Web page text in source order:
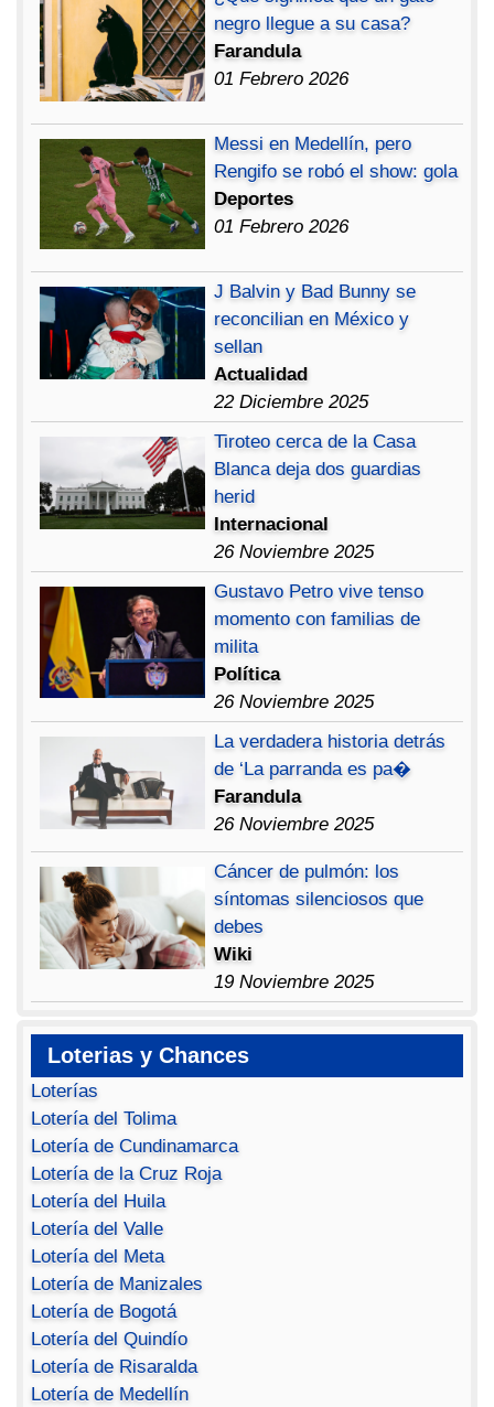
negro llegue a su casa?
Farandula
01 Febrero 2026
Messi en Medellín, pero
Rengifo se robó el show: gola
Deportes
01 Febrero 2026
J Balvin y Bad Bunny se
reconcilian en México y
sellan
Actualidad
22 Diciembre 2025
Tiroteo cerca de la Casa
Blanca deja dos guardias
herid
Internacional
26 Noviembre 2025
Gustavo Petro vive tenso
momento con familias de
milita
Política
26 Noviembre 2025
La verdadera historia detrás
de ‘La parranda es pa�
Farandula
26 Noviembre 2025
Cáncer de pulmón: los
síntomas silenciosos que
debes
Wiki
19 Noviembre 2025
Loterias y Chances
Loterías
Lotería del Tolima
Lotería de Cundinamarca
Lotería de la Cruz Roja
Lotería del Huila
Lotería del Valle
Lotería del Meta
Lotería de Manizales
Lotería de Bogotá
Lotería del Quindío
Lotería de Risaralda
Lotería de Medellín